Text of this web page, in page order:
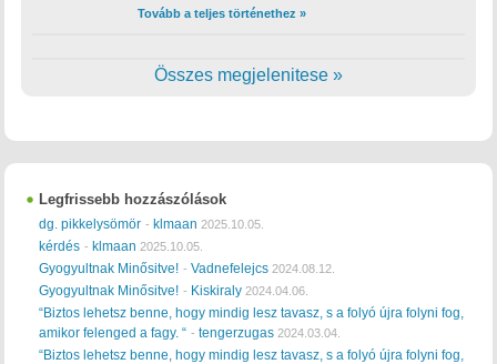
Tovább a teljes történethez »
Összes megjelenitese »
Legfrissebb hozzászólások
dg. pikkelysömör - klmaan 2025.10.05.
kérdés - klmaan 2025.10.05.
Gyogyultnak Minősitve! -Vadnefelejcs 2024.08.12.
Gyogyultnak Minősitve! - Kiskiraly 2024.04.06.
“Biztos lehetsz benne, hogy mindig lesz tavasz, s a folyó újra folyni fog,
amikor felenged a fagy. “ -tengerzugas 2024.03.04.
“Biztos lehetsz benne, hogy mindig lesz tavasz, s a folyó újra folyni fog,